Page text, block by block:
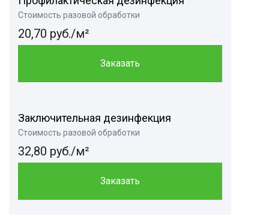
Стоимость разовой обработки
20,70 руб./м²
Заказать
Заключительная дезинфекция
Стоимость разовой обработки
32,80 руб./м²
Заказать